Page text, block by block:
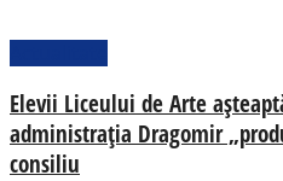
Elevii Liceului de Arte
administrația Dragomir
consiliu